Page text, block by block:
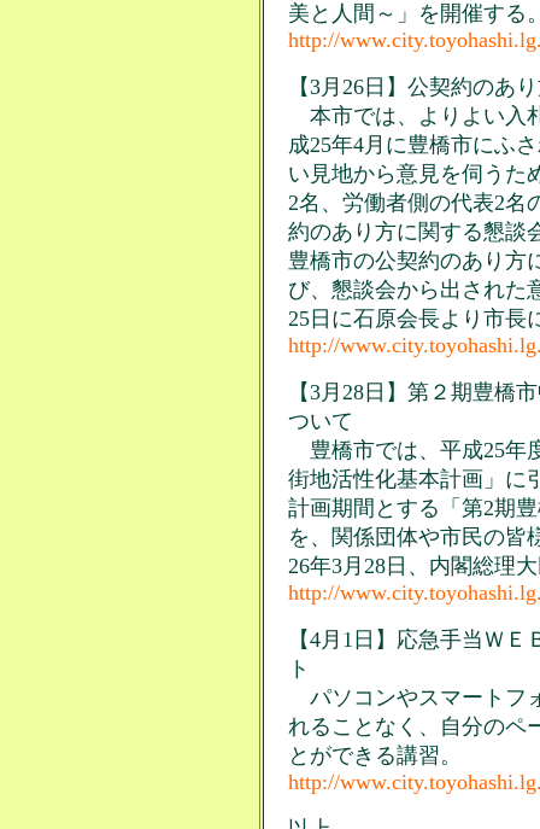
美と人間～」を開催する
http://
【3月26日】公契約のあ
本市では、よりよい入
成25年4月に豊橋市にふ
い見地から意見を伺うた
2名、労働者側の代表2名
約のあり方に関する懇談
豊橋市の公契約のあり方
び、懇談会から出された
25日に石原会長より市長
http://
【3月28日】第２期豊橋
ついて
豊橋市では、平成25年
街地活性化基本計画」に
計画期間とする「第2期
を、関係団体や市民の皆
26年3月28日、内閣総理
http://
【4月1日】応急手当Ｗ
ト
パソコンやスマートフ
れることなく、自分のペ
とができる講習。
http://